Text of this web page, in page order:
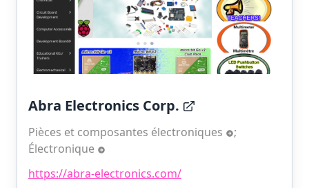
Abra Electronics Corp.
Pièces et composantes électroniques
;
Électronique
https://abra-electronics.com/